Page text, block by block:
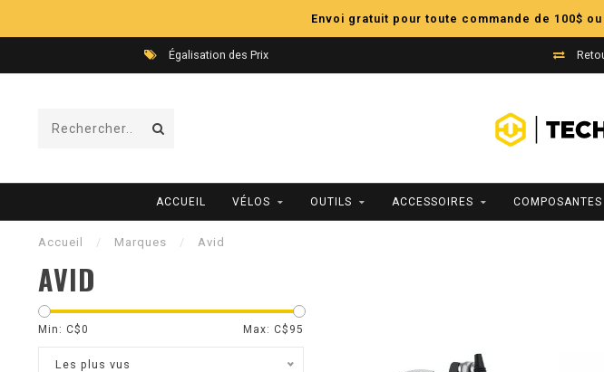
Envoi gratuit pour toute commande de 100$
Égalisation des Prix
ACCUEIL VÉLOS OUTILS ACCESSOIRES COMPOSANTES
Accueil / Marques / Avid
AVID
Min: C$0 Max: C$ 95
Les plus vus